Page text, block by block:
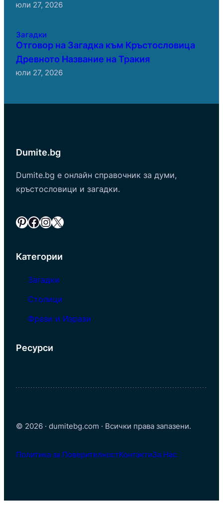
юли 27, 2026
Загадки
Отговор на Загадка към Кръстословица
Древното Название на Тракия
юли 27, 2026
Dumite.bg
Dumite.bg е онлайн справочник за думи,
кръстословици и загадки.
Pinterest Facebook InstagramX
Категории
Загадки
Столици
Фрази и Изрази
Ресурси
© 2026 · dumitebg.com · Всички права запазени.
Политика за ПоверителностКонтактиЗа Нас